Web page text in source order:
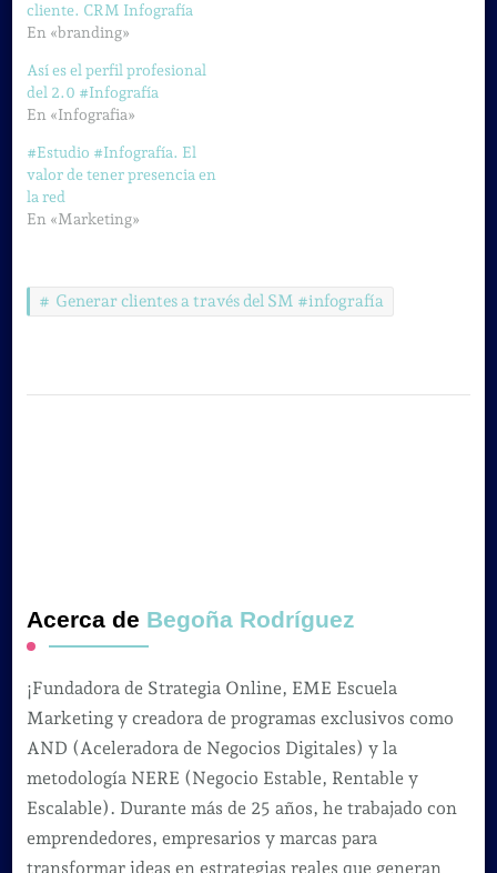
cliente. CRM Infografía
En «branding»
Así es el perfil profesional
del 2.0 #Infografía
En «Infografia»
#Estudio #Infografía. El
valor de tener presencia en
la red
En «Marketing»
Generar clientes a través del SM #infografía
Acerca de Begoña Rodríguez
¡Fundadora de Strategia Online, EME Escuela
Marketing y creadora de programas exclusivos como
AND (Aceleradora de Negocios Digitales) y la
metodología NERE (Negocio Estable, Rentable y
Escalable). Durante más de 25 años, he trabajado con
emprendedores, empresarios y marcas para
transformar ideas en estrategias reales que generan